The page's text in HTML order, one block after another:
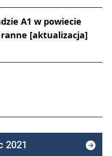
A1 w powiecie
[aktualizacja]
2021